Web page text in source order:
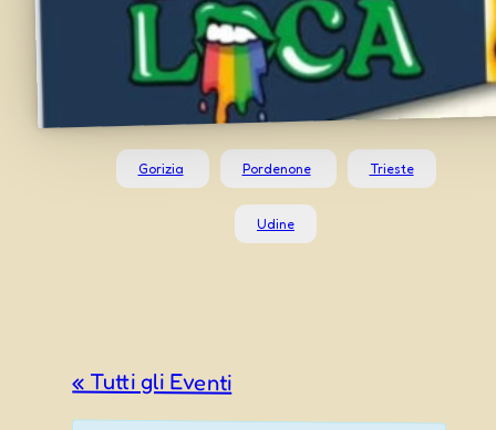
Gorizia Pordenone Trieste
Udine
« Tutti gli Eventi